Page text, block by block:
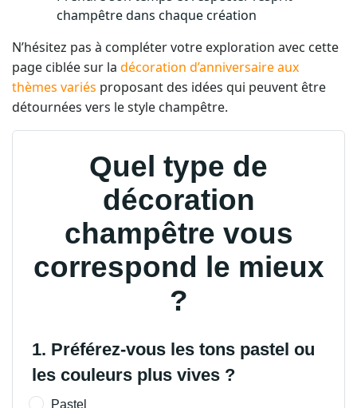
N’hésitez pas à compléter votre exploration avec cette
page ciblée sur ladécoration d’anniversaire aux
thèmes variésproposant des idées qui peuvent être
détournées vers le style champêtre.
Quel type de
décoration
champêtre vous
correspond le mieux
?
les couleurs plus vives ?
Pastel
Vif